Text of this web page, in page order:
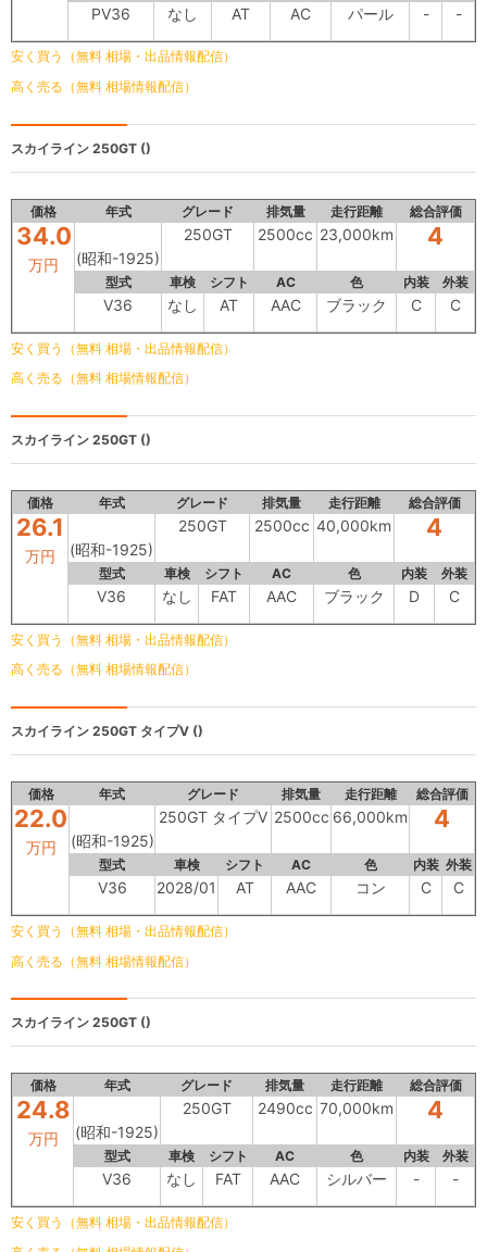
PV36 なし AT AC パール - -
安く買う（無料 相場・出品情報配信）
高く売る（無料 相場情報配信）
スカイライン 250GT ()
価格 年式 グレード 排気量 走行距離 総合評価
34.0
万円 (昭和-1925)
250GT 2500cc 23,000km 4
型式 車検 シフト AC 色 内装 外装
V36 なし AT AAC ブラック C C
安く買う（無料 相場・出品情報配信）
高く売る（無料 相場情報配信）
スカイライン 250GT ()
価格 年式 グレード 排気量 走行距離 総合評価
26.1
万円 (昭和-1925)
250GT 2500cc 40,000km 4
型式 車検 シフト AC 色 内装 外装
V36 なし FAT AAC ブラック D C
安く買う（無料 相場・出品情報配信）
高く売る（無料 相場情報配信）
スカイライン 250GT タイプV ()
価格 年式 グレード 排気量 走行距離 総合評価
22.0
万円 (昭和-1925)
250GT タイプV 2500cc 66,000km 4
型式 車検 シフト AC 色 内装 外装
V36 2028/01 AT AAC コン C C
安く買う（無料 相場・出品情報配信）
高く売る（無料 相場情報配信）
スカイライン 250GT ()
価格 年式 グレード 排気量 走行距離 総合評価
24.8
万円 (昭和-1925)
250GT 2490cc 70,000km 4
型式 車検 シフト AC 色 内装 外装
V36 なし FAT AAC シルバー - -
安く買う（無料 相場・出品情報配信）